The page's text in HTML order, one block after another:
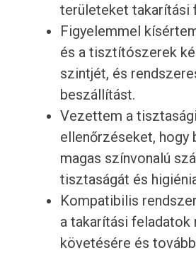
területeket takarítási
Figyelemmel
és a tisztítószerek
szintjét, és
beszállítást.
Vezettem a tisztasági
ellenőrzéseket, hogy
magas színvonalú
tisztaságát és
Kompatibilis
a takarítási feladatok
követésére és